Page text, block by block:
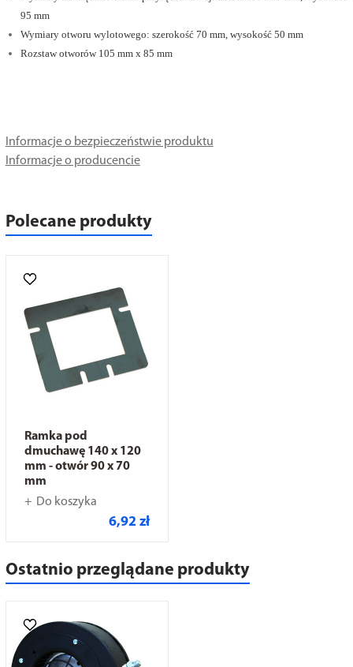
95 mm
Wymiary otworu wylotowego: szerokość 70 mm, wysokość 50 mm
Rozstaw otworów 105 mm x 85 mm
Informacje o bezpieczeństwie produktu
Informacje o producencie
Polecane produkty
Ramka pod
dmuchawę 140 x 120
mm - otwór 90 x 70
mm
Do koszyka
6,92 zł
Ostatnio przeglądane produkty